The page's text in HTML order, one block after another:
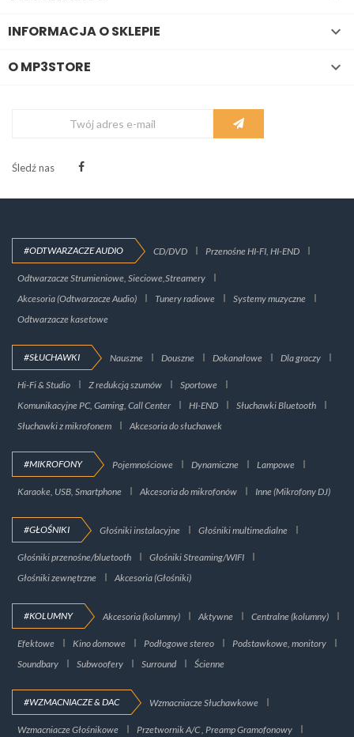
INFORMACJA O SKLEPIE 
O MP3STORE 
Śledź nas
#ODTWARZACZE AUDIO CD/DVD Przenośne HI-FI, HI-END
Odtwarzacze Strumieniowe, Sieciowe,Streamery
Akcesoria (Odtwarzacze Audio)
Tunery radiowe
Systemy muzyczne
Odtwarzacze kasetowe
#SŁUCHAWKI Nauszne Douszne Dokanałowe Dla graczy
Hi-Fi & Studio Z redukcją szumów
Sportowe
Komunikacyjne PC, Gaming, Call Center
HI-END
Słuchawki Bluetooth
Słuchawki z mikrofonem
Akcesoria do słuchawek
#MIKROFONY Pojemnościowe Dynamiczne Lampowe
Karaoke, USB, Smartphone Akcesoria do mikrofonów Inne (Mikrofony DJ)
#GŁOŚNIKI Głośniki instalacyjne Głośniki multimedialne
Głośniki przenośne/bluetooth
Głośniki Streaming/WIFI
Głośniki zewnętrzne
Akcesoria (Głośniki)
#KOLUMNY Akcesoria (kolumny) Aktywne Centralne (kolumny)
Efektowe Kino domowe Podłogowe stereo
Podstawkowe, monitory
Soundbary
Subwoofery Surround Ścienne
#WZMACNIACZE & DAC Wzmacniacze Słuchawkowe
Wzmacniacze Głośnikowe Przetwornik A/C , Preamp Gramofonowy